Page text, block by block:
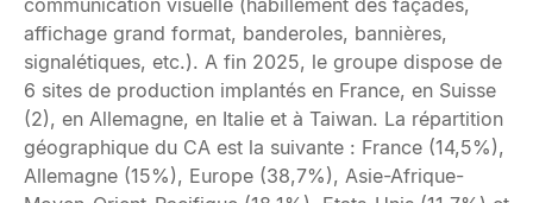
communication visuelle (habillement des façades,
affichage grand format, banderoles, bannières,
signalétiques, etc.). A fin 2025, le groupe dispose de
6 sites de production implantés en France, en Suisse
(2), en Allemagne, en Italie et à Taiwan. La répartition
géographique du CA est la suivante : France (14,5%),
Allemagne (15%), Europe (38,7%), Asie-Afrique-